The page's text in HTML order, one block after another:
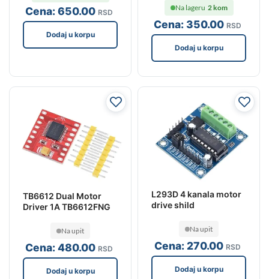
Cena:650.00 RSD
Dodaj u korpu
Cena:350.00 RSD
Na lageru 2 kom
Dodaj u korpu
TB6612 Dual Motor
Driver 1A TB6612FNG
Cena:480.00 RSD
Na upit
Dodaj u korpu
L293D 4 kanala motor
drive shild
Cena: 270.00 RSD
Na upit
Dodaj u korpu